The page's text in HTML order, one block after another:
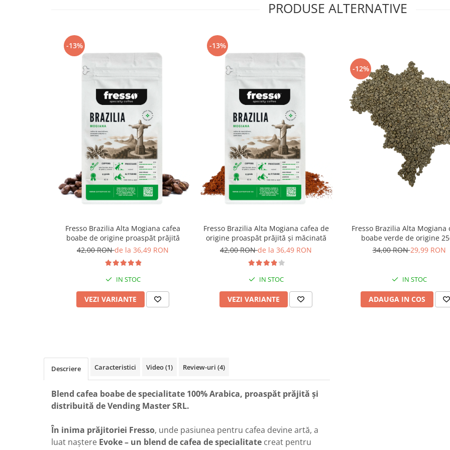
PRODUSE ALTERNATIVE
-13%
Fresso Brazilia Alta Mogiana cafea
boabe de origine proaspăt prăjită
42,00 RONde la 36,49 RON
IN STOC
VEZI VARIANTE
-13%
Fresso Brazilia Alta Mogiana cafea de
origine proaspăt prăjită și măcinată
42,00 RONde la 36,49 RON
IN STOC
VEZI VARIANTE
-12%
Fresso Brazilia Alta Mogiana
boabe verde de origine
34,00 RON29,99 RON
IN STOC
ADAUGA IN COS
Descriere Caracteristici Video(1) Review-uri (4)
Blend cafea boabe de specialitate 100% Arabica, proaspăt prăjită și
distribuită de Vending Master SRL.
În inima prăjitoriei Fresso, unde pasiunea pentru cafea devine artă, a
luat naștere Evoke – un blend de cafea de specialitate creat pentru